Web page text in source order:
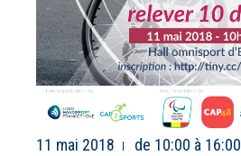
11 mai 2018 de 10:00 à 16:00